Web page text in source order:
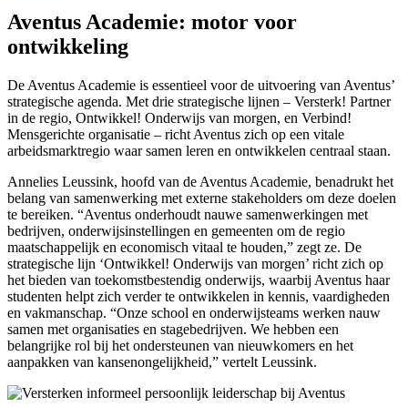
Aventus Academie: motor voor
ontwikkeling
De Aventus Academie is essentieel voor de uitvoering van Aventus’
strategische agenda. Met drie strategische lijnen – Versterk! Partner
in de regio, Ontwikkel! Onderwijs van morgen, en Verbind!
Mensgerichte organisatie – richt Aventus zich op een vitale
arbeidsmarktregio waar samen leren en ontwikkelen centraal staan.
Annelies Leussink, hoofd van de Aventus Academie, benadrukt het
belang van samenwerking met externe stakeholders om deze doelen
te bereiken. “Aventus onderhoudt nauwe samenwerkingen met
bedrijven, onderwijsinstellingen en gemeenten om de regio
maatschappelijk en economisch vitaal te houden,” zegt ze. De
strategische lijn ‘Ontwikkel! Onderwijs van morgen’ richt zich op
het bieden van toekomstbestendig onderwijs, waarbij Aventus haar
studenten helpt zich verder te ontwikkelen in kennis, vaardigheden
en vakmanschap. “Onze school en onderwijsteams werken nauw
samen met organisaties en stagebedrijven. We hebben een
belangrijke rol bij het ondersteunen van nieuwkomers en het
aanpakken van kansenongelijkheid,” vertelt Leussink.